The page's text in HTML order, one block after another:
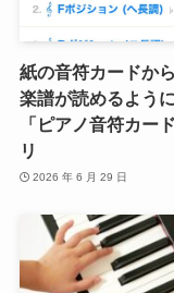
紙の音符カードか
楽譜が読めるよう
「ピアノ音符カー
リ
2026 年 6 月 29 日